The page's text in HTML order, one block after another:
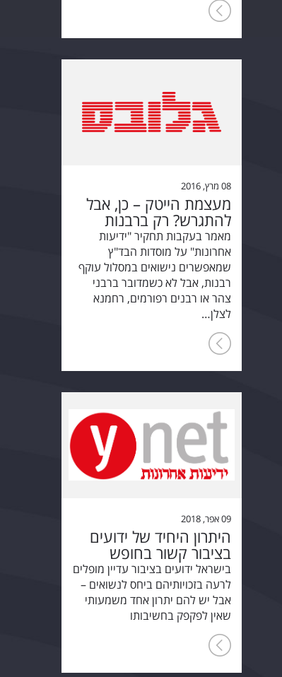
08 מרץ, 2016
מעצמת הייטק – כן, אבל
להתגרש? רק ברבנות
מאמר בעקבות תחקיר "ידיעות
אחרונות" על מוסדות הבד"ץ
שמאפשרים נישואים במסלול עוקף
רבנות, אבל לא כשמדובר ברבני
צהר או רבנים רפורמים, רחמנא
לצלן…
09 אפר, 2018
היתרון היחיד של ידועים
בציבור קשור בחופש
בישראל ידועים בציבור עדיין מופלים
לרעה בזכויותיהם ביחס לנשואים –
אבל יש להם יתרון אחד משמעותי
שאין לפקפק בחשיבותו